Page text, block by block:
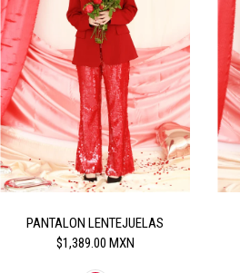
PANTALON LENTEJUELAS
$1,389.00 MXN